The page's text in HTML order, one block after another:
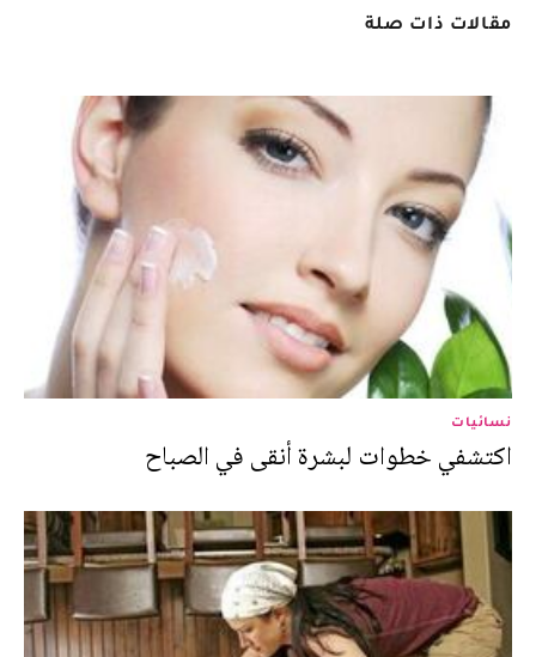
مقالات ذات صلة
نسائيات
اكتشفي خطوات لبشرة أنقى في الصباح